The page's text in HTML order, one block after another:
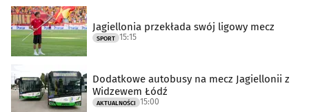
Jagiellonia przekłada swój ligowy mecz
SPORT 15:15
Dodatkowe autobusy na mecz Jagiellonii z
Widzewem Łódź
AKTUALNOŚCI 15:00